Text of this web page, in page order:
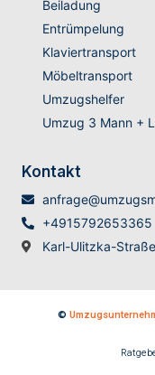
Beiladung
Entrümpelung
Klaviertransport
Möbeltransport
Umzugshelfer
Umzug 3 Mann +
Kontakt
+4915792653365
Karl-Ulitzka-
©